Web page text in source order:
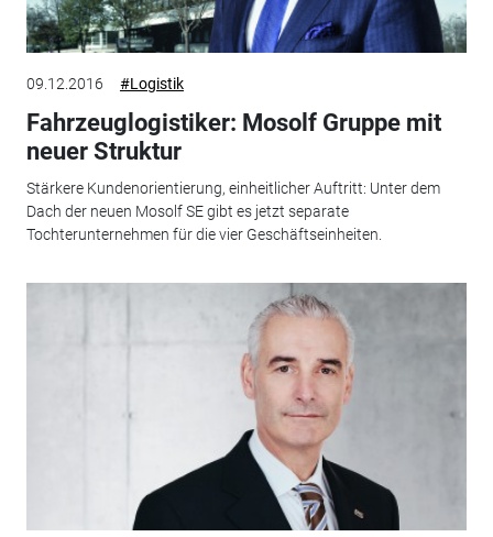
09.12.2016 #Logistik
Fahrzeuglogistiker: Mosolf Gruppe mit
neuer Struktur
Stärkere Kundenorientierung, einheitlicher Auftritt: Unter dem
Dach der neuen Mosolf SE gibt es jetzt separate
Tochterunternehmen für die vier Geschäftseinheiten.